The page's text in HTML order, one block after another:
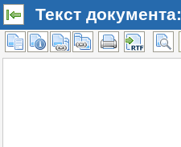
Текст документа: